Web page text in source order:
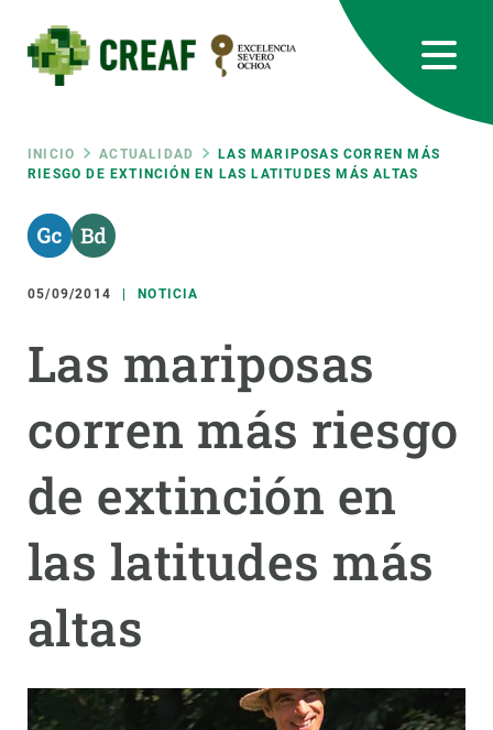
contenido
principal
Ruta
de
navegación
INICIO ACTUALIDAD
LAS MARIPOSAS CORREN MÁS
RIESGO DE EXTINCIÓN EN LAS LATITUDES MÁS ALTAS
05/09/2014 NOTICIA
Las mariposas
corren más riesgo
de extinción en
las latitudes más
altas
RRSS
Featured
responsive
INTRANET
Responsive
menu
INVESTIGACIÓN
CIENCIA EN ACCIÓN
ÚNETE A NOSOTROS
PARTICIPA